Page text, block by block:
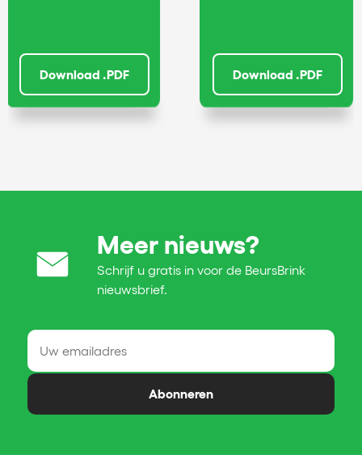
Download .PDF Download .PDF
Meer nieuws?
Schrijf u gratis in voor de BeursBrink
nieuwsbrief.
Abonneren